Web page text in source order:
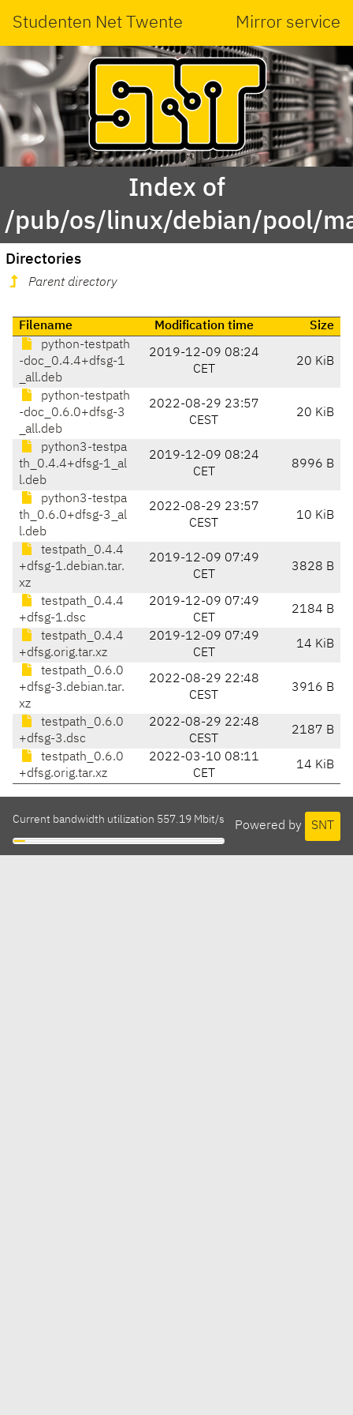
Studenten Net Twente Mirror service
Index of
/pub/os/linux/debian/pool/
Directories
Parent directory
Filename Modification time
Size
python-testpath
-doc_0.4.4+dfsg-1
_all.deb
2019-12-09 08:24
CET
20 KiB
python-testpath
-doc_0.6.0+dfsg-3
_all.deb
2022-08-29 23:57
CEST
20 KiB
python3-testpa
th_0.4.4+dfsg-1_al
l.deb
2019-12-09 08:24
CET
8996 B
python3-testpa
th_0.6.0+dfsg-3_al
l.deb
2022-08-29 23:57
CEST
10 KiB
testpath_0.4.4
+dfsg-1.debian.tar.
xz
2019-12-09 07:49
CET
3828 B
testpath_0.4.4
+dfsg-1.dsc
2019-12-09 07:49
CET
2184 B
testpath_0.4.4
+dfsg.orig.tar.xz
2019-12-09 07:49
CET
14 KiB
testpath_0.6.0
+dfsg-3.debian.tar.
xz
2022-08-29 22:48
CEST
3916 B
testpath_0.6.0
+dfsg-3.dsc
2022-08-29 22:48
CEST
2187 B
testpath_0.6.0
+dfsg.orig.tar.xz
2022-03-10 08:11
CET
14 KiB
Powered by SNT
Current bandwidth utilization 557.19 Mbit/s